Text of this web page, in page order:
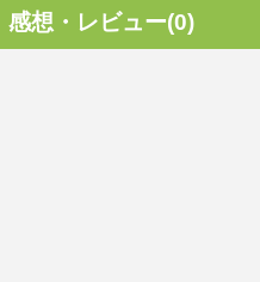
感想・レビュー(0)